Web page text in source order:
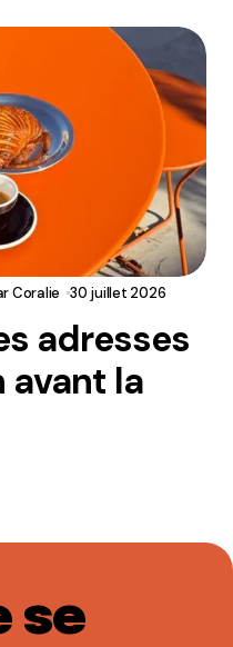
Coralie 30 juillet 2026
adresses
avant la
se